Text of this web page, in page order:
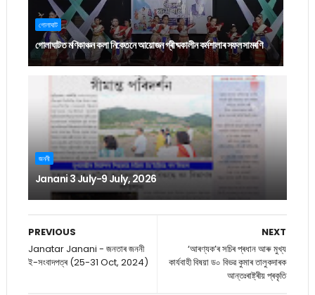
গোলাঘাট
গোলাঘাটত মণিকাঞ্চন কলা নিকেতনে আয়োজন গ্ৰীষ্মকালীন কৰ্মশালাৰ সফল সামৰণি
জননী
Janani 3 July-9 July, 2026
NEXT
‘আৰণ্যক’ৰ সচিৰ প্ৰধান আৰু মুখ্য
কাৰ্যবাহী বিষয়া ড০ বিভৱ কুমাৰ তালুকদাৰক
আন্তঃৰাষ্ট্ৰীয় প্ৰকৃতি
PREVIOUS
Janatar Janani - জনতাৰ জননী
ই-সংবাদপত্ৰ (25-31 Oct, 2024)